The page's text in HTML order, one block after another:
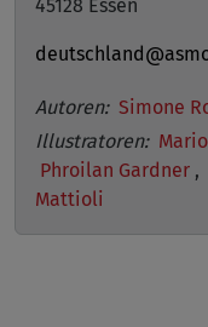
45128 Essen
Autoren: Simone
Illustratoren:
Phroilan Gardner ,
Mattioli